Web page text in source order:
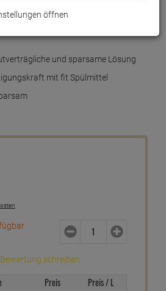
und sparsame Lösung
mit fit Spülmittel
schreiben
Preis Preis / L
öffnen